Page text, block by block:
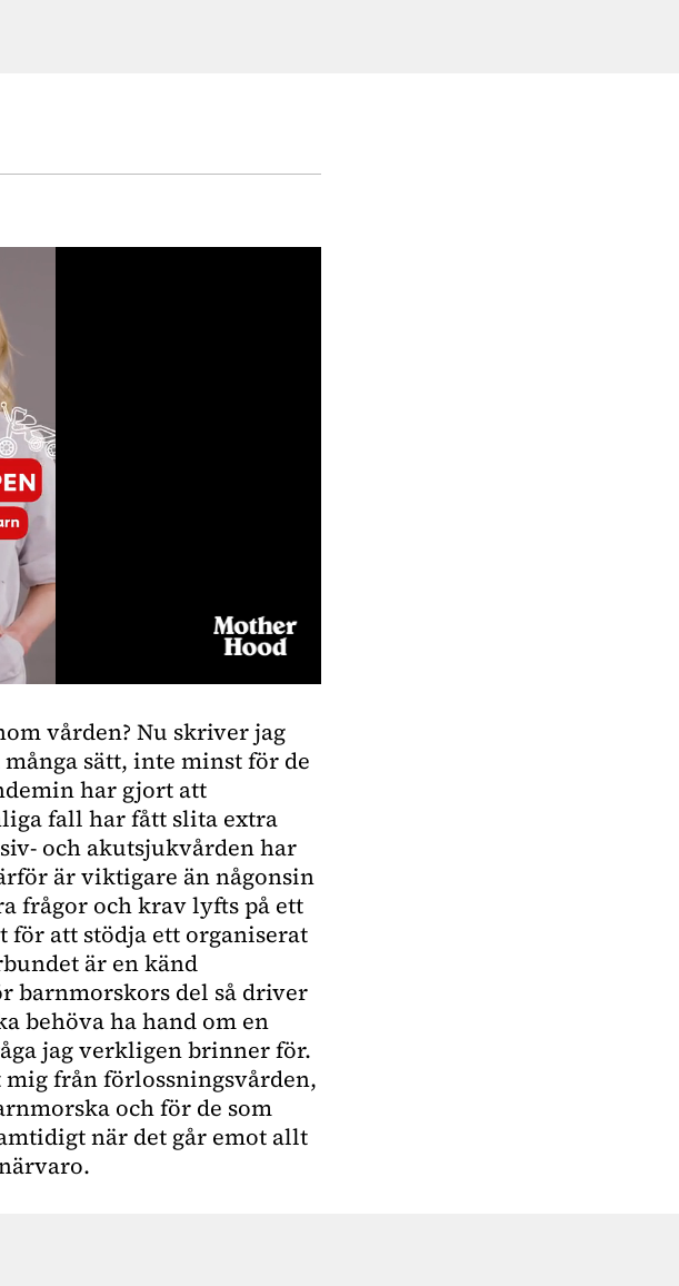
vården? Nu skriver jag
sätt, inte minst för de
har gjort att
fall har fått slita extra
och akutsjukvården har
är viktigare än någonsin
frågor och krav lyfts på ett
för att stödja ett organiserat
är en känd
barnmorskors del så driver
behöva ha hand om en
jag verkligen brinner för.
från förlossningsvården,
och för de som
när det går emot allt